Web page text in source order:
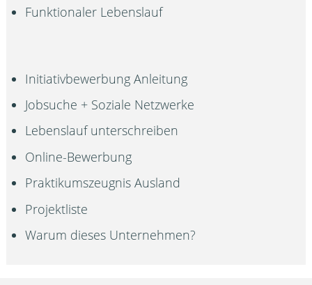
Funktionaler Lebenslauf
Initiativbewerbung Anleitung
Jobsuche + Soziale Netzwerke
Lebenslauf unterschreiben
Online-Bewerbung
Praktikumszeugnis Ausland
Projektliste
Warum dieses Unternehmen?